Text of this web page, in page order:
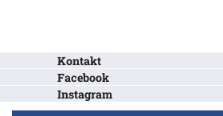
Kontakt
Facebook
Instagram